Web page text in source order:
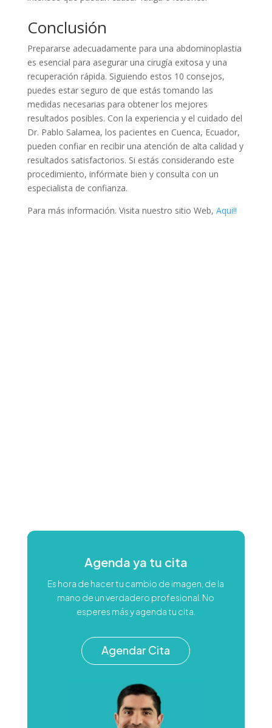
Conclusión
Prepararse adecuadamente para una abdominoplastia
es esencial para asegurar una cirugía exitosa y una
recuperación rápida. Siguiendo estos 10 consejos,
puedes estar seguro de que estás tomando las
medidas necesarias para obtener los mejores
resultados posibles. Con la experiencia y el cuidado del
Dr. Pablo Salamea, los pacientes en Cuenca, Ecuador,
pueden confiar en recibir una atención de alta calidad y
resultados satisfactorios. Si estás considerando este
procedimiento, infórmate bien y consulta con un
especialista de confianza.
Para más información. Visita nuestro sitio Web, Aqui!!
Agenda ya tu cita
Es hora de hacer tu cambio de imagen, de la
mano de un verdadero profesional. No
esperes más y agenda tu cita.
Agendar Cita